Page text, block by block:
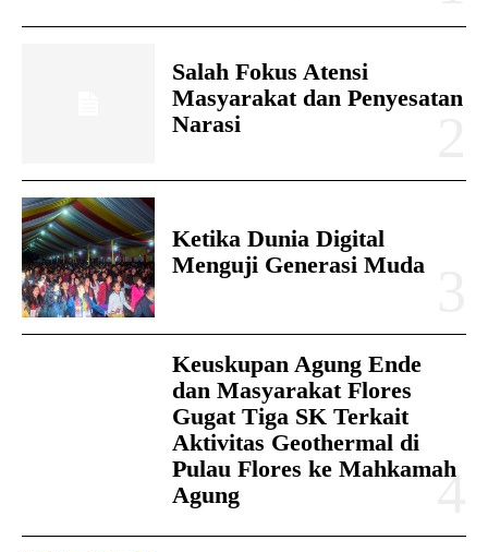
Salah Fokus Atensi
Masyarakat dan Penyesatan
Narasi
Ketika Dunia Digital
Menguji Generasi Muda
Keuskupan Agung Ende
dan Masyarakat Flores
Gugat Tiga SK Terkait
Aktivitas Geothermal di
Pulau Flores ke Mahkamah
Agung